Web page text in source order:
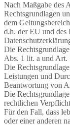
Nach Maßgabe des
Rechtsgrundlagen
dem
d.h. der EU und des
Die
Abs. 1 lit. a und
Die
Leistungen und
Beantwortung von
Die
rechtlichen
Für den Fall, dass
oder einer anderen